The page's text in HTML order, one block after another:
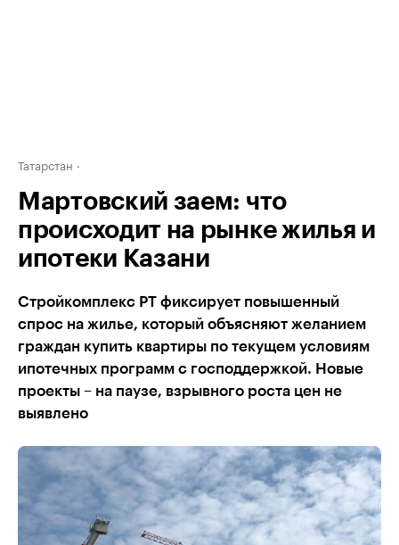
Татарстан
Мартовский заем: что
происходит на рынке жилья и
ипотеки Казани
Стройкомплекс РТ фиксирует повышенный
спрос на жилье, который объясняют желанием
граждан купить квартиры по текущем условиям
ипотечных программ с господдержкой. Новые
проекты – на паузе, взрывного роста цен не
выявлено